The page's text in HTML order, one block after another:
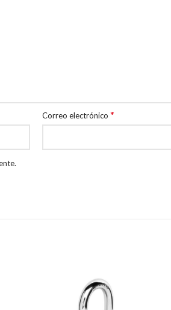
Correo electrónico *